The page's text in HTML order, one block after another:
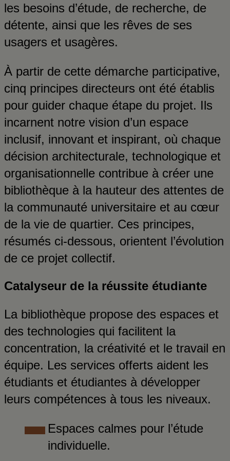
les besoins d’étude, de recherche, de
détente, ainsi que les rêves de ses
usagers et usagères.
À partir de cette démarche participative,
cinq principes directeurs ont été établis
pour guider chaque étape du projet. Ils
incarnent notre vision d’un espace
inclusif, innovant et inspirant, où chaque
décision architecturale, technologique et
organisationnelle contribue à créer une
bibliothèque à la hauteur des attentes de
la communauté universitaire et au cœur
de la vie de quartier. Ces principes,
résumés ci-dessous, orientent l’évolution
de ce projet collectif.
Catalyseur de la réussite étudiante
La bibliothèque propose des espaces et
des technologies qui facilitent la
concentration, la créativité et le travail en
équipe. Les services offerts aident les
étudiants et étudiantes à développer
leurs compétences à tous les niveaux.
Espaces calmes pour l’étude
individuelle.